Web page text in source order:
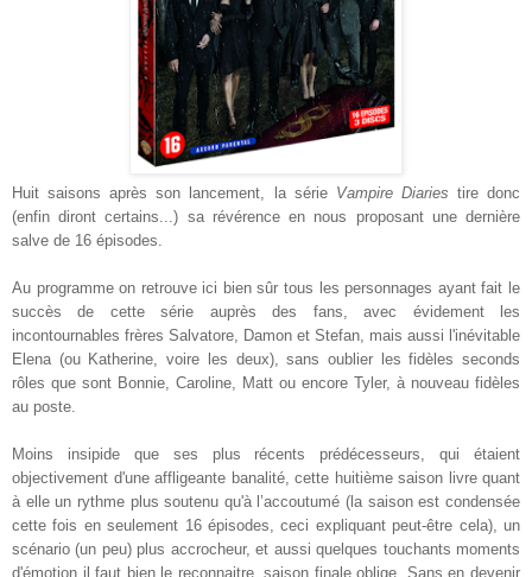
Huit saisons après son lancement, la série Vampire Diaries tire donc
(enfin diront certains...) sa révérence en nous proposant une dernière
salve de 16 épisodes.
Au programme on retrouve ici bien sûr tous les personnages ayant fait le
succès de cette série auprès des fans, avec évidement les
incontournables frères Salvatore, Damon et Stefan, mais aussi l'inévitable
Elena (ou Katherine, voire les deux), sans oublier les fidèles seconds
rôles que sont Bonnie, Caroline, Matt ou encore Tyler, à nouveau fidèles
au poste.
Moins insipide que ses plus récents prédécesseurs, qui étaient
objectivement d'une affligeante banalité, cette huitième saison livre quant
à elle un rythme plus soutenu qu'à l’accoutumé (la saison est condensée
cette fois en seulement 16 épisodes, ceci expliquant peut-être cela), un
scénario (un peu) plus accrocheur, et aussi quelques touchants moments
d'émotion il faut bien le reconnaitre, saison finale oblige. Sans en devenir